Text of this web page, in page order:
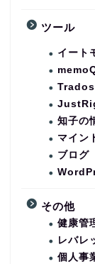
ツール
イート
Trados
知子の
マイン
ブログ
その他
健康管
レバレ
個人事